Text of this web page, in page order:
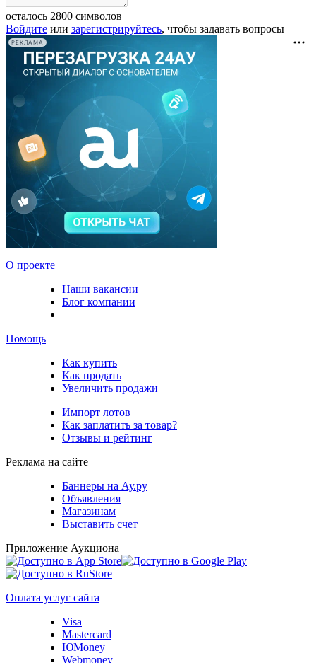
осталось 2800 символов
Войдите или зарегистрируйтесь, чтобы задавать вопросы
РЕКЛАМА
О проекте
Наши вакансии
Блог компании
Помощь
Как купить
Как продать
Увеличить продажи
Импорт лотов
Как заплатить за товар?
Отзывы и рейтинг
Реклама на сайте
Баннеры на Ау.ру
Объявления
Магазинам
Выставить счет
Приложение Аукциона
Оплата услуг сайта
Visa
Mastercard
ЮMoney
Webmoney